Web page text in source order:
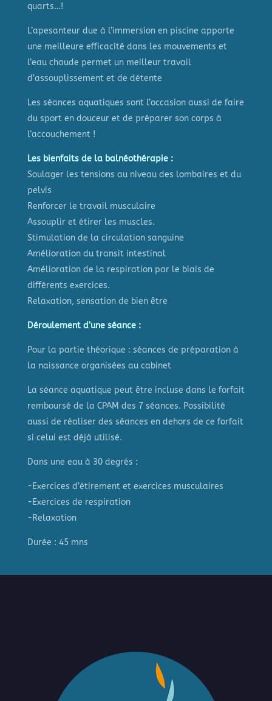
quarts…!
L’apesanteur due à l’immersion en piscine apporte
une meilleure efficacité dans les mouvements et
l’eau chaude permet un meilleur travail
d’assouplissement et de détente
Les séances aquatiques sont l’occasion aussi de faire
du sport en douceur et de préparer son corps à
l’accouchement !
Les bienfaits de la balnéothérapie :
Soulager les tensions au niveau des lombaires et du
pelvis
Renforcer le travail musculaire
Assouplir et étirer les muscles.
Stimulation de la circulation sanguine
Amélioration du transit intestinal
Amélioration de la respiration par le biais de
différents exercices.
Relaxation, sensation de bien être
Déroulement d’une séance :
Pour la partie théorique : séances de préparation à
la naissance organisées au cabinet
La séance aquatique peut être incluse dans le forfait
remboursé de la CPAM des 7 séances. Possibilité
aussi de réaliser des séances en dehors de ce forfait
si celui est déjà utilisé.
Dans une eau à 30 degrés :
-Exercices d’étirement et exercices musculaires
-Exercices de respiration
-Relaxation
Durée : 45 mns